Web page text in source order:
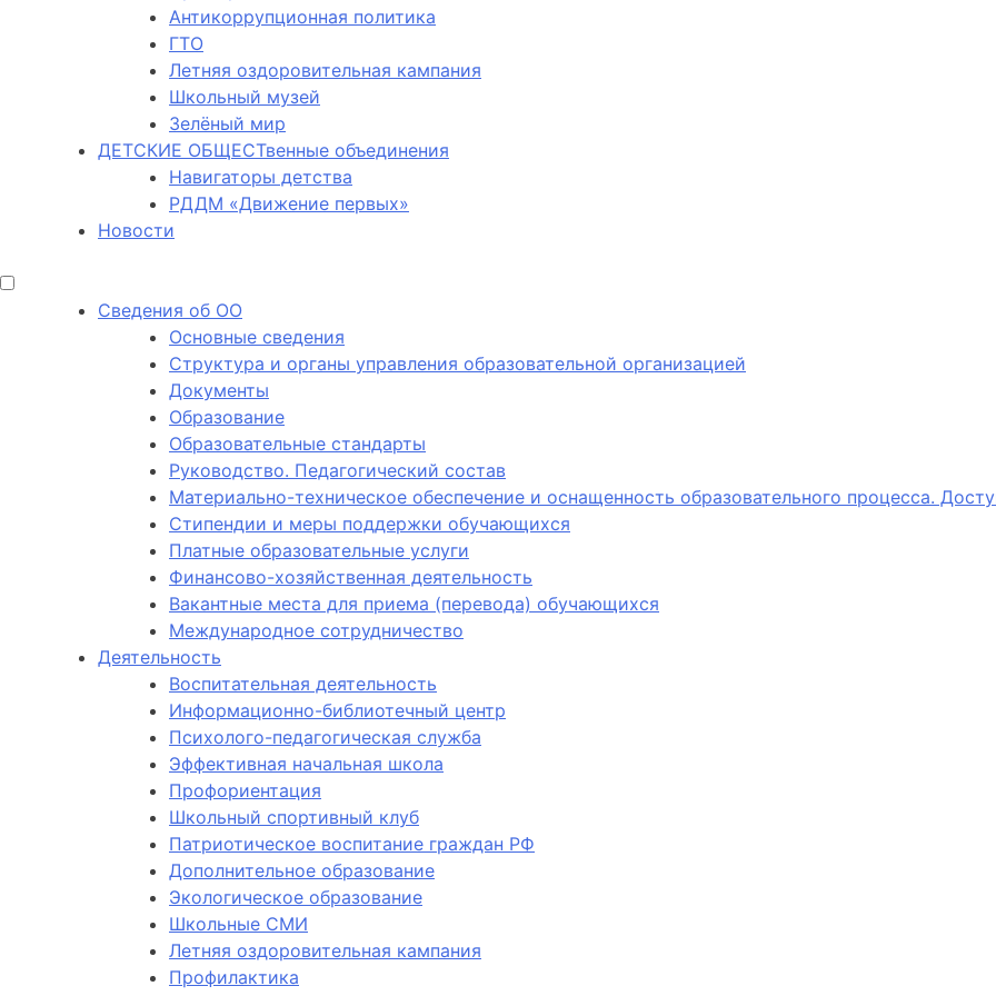
Антикоррупционная политика
ГТО
Летняя оздоровительная кампания
Школьный музей
Зелёный мир
ДЕТСКИЕ ОБЩЕСТвенные объединения
Навигаторы детства
РДДМ «Движение первых»
Новости
Сведения об ОО
Основные сведения
Структура и органы управления образовательной организацией
Документы
Образование
Образовательные стандарты
Руководство. Педагогический состав
Материально-техническое обеспечение и оснащенность образовательного процесса.
Стипендии и меры поддержки обучающихся
Платные образовательные услуги
Финансово-хозяйственная деятельность
Вакантные места для приема (перевода) обучающихся
Международное сотрудничество
Деятельность
Воспитательная деятельность
Информационно-библиотечный центр
Психолого-педагогическая служба
Эффективная начальная школа
Профориентация
Школьный спортивный клуб
Патриотическое воспитание граждан РФ
Дополнительное образование
Экологическое образование
Школьные СМИ
Летняя оздоровительная кампания
Профилактика